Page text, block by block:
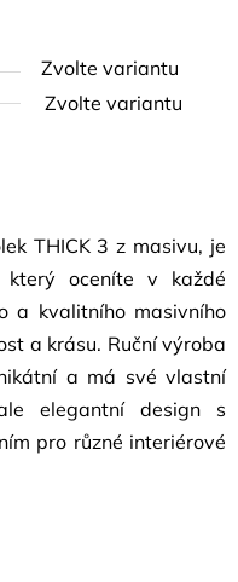
THICK 3 z masivu, je
oceníte v každé
a kvalitního masivního
a krásu. Ruční výroba
a má své vlastní
elegantní design s
pro různé interiérové
Zvolte variantu
Zvolte variantu